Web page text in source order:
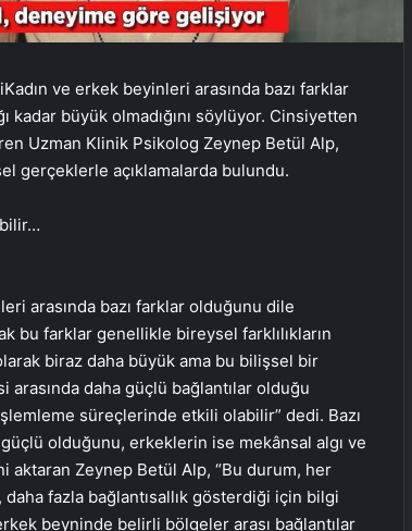
Kadın ve erkek beyinleri arasında bazı farklar
kadar büyük olmadığını söylüyor. Cinsiyetten
Uzman Klinik Psikolog Zeynep Betül Alp,
gerçeklerle açıklamalarda bulundu.
arasında bazı farklar olduğunu dile
bu farklar genellikle bireysel farklılıkların
biraz daha büyük ama bu bilişsel bir
arasında daha güçlü bağlantılar olduğu
süreçlerinde etkili olabilir” dedi. Bazı
olduğunu, erkeklerin ise mekânsal algı ve
Zeynep Betül Alp, “Bu durum, her
fazla bağlantısallık gösterdiği için bilgi
beyninde belirli bölgeler arası bağlantılar